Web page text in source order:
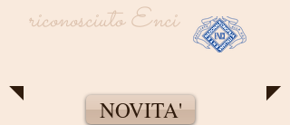
riconosciuto Enci
NOVITA'